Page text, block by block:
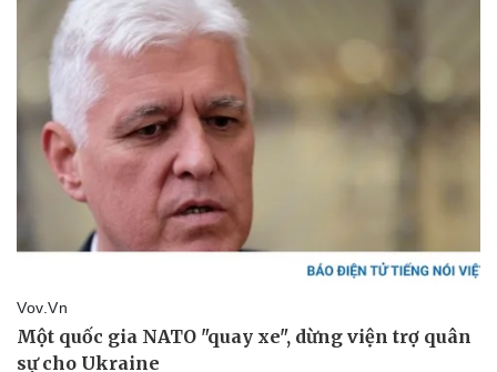
Vụ án
Tin nóng
Tư vấn luật